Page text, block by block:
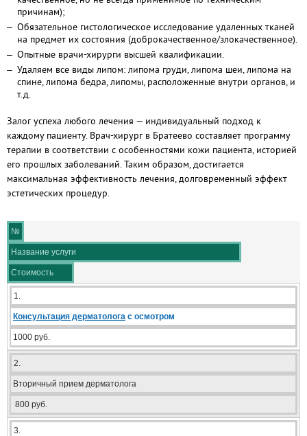
причинам);
Обязательное гистологическое исследование удаленных тканей
на предмет их состояния (доброкачественное/злокачественное).
Опытные врачи-хирурги высшей квалификации.
Удаляем все виды липом: липома груди, липома шеи, липома на
спине, липома бедра, липомы, расположенные внутри органов, и
т.д.
Залог успеха любого лечения — индивидуальный подход к
каждому пациенту. Врач-хирург в Братеево составляет программу
терапии в соответствии с особенностями кожи пациента, историей
его прошлых заболеваний. Таким образом, достигается
максимальная эффективность лечения, долговременный эффект
эстетических процедур.
№
Название услуги
Стоимость
1.
Консультация дерматолога с осмотром
1000 руб.
2.
Вторичный прием дерматолога
800 руб.
3.